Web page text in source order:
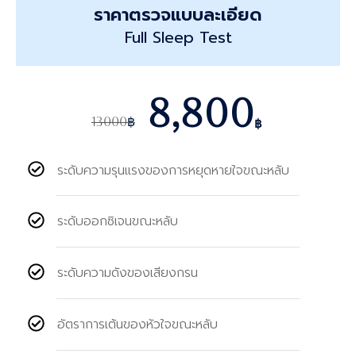
ราคาตรวจแบบละเอียด
Full Sleep Test
13000฿ 8,800฿
ระดับความรุนแรงของการหยุดหายใจขณะหลับ
ระดับออกซิเจนขณะหลับ
ระดับความดังของเสียงกรน
อัตราการเต้นของหัวใจขณะหลับ